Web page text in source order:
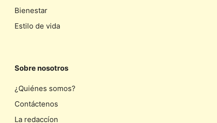
Bienestar
Estilo de vida
Sobre nosotros
¿Quiénes somos?
Contáctenos
La redaccíon